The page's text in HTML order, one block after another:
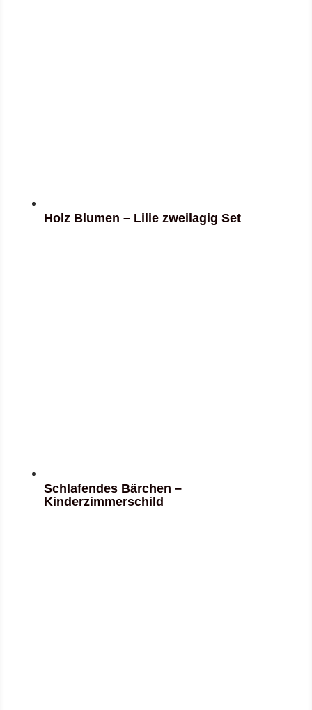
Holz Blumen – Lilie zweilagig Set
Schlafendes Bärchen –
Kinderzimmerschild